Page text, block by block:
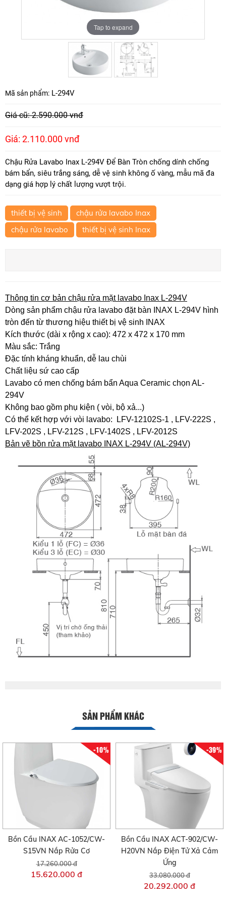
Tap to expand
Tap to expand
Mã sản phẩm: L-294V
Giá cũ: 2.590.000 vnđ
Giá: 2.110.000 vnđ
Chậu Rửa Lavabo Inax L-294V Để Bàn Tròn chống dính chống
bám bẩn, siêu trắng sáng, dễ vệ sinh không ố vàng, mẫu mã đa
dạng giá hợp lý chất lượng vượt trội.
thiết bị vệ sinh
chậu rửa lavabo Inax
chậu rửa lavabo
thiết bị vệ sinh Inax
Thông tin cơ bản chậu rửa mặt lavabo Inax L-294V
Dòng sản phẩm chậu rửa lavabo đặt bàn INAX L-294V hình
tròn đến từ thương hiệu thiết bị vệ sinh INAX
Kích thước (dài x rộng x cao): 472 x 472 x 170 mm
Màu sắc: Trắng
Đặc tính kháng khuẩn, dễ lau chùi
Chất liệu sứ cao cấp
Lavabo có men chống bám bẩn Aqua Ceramic chọn AL-
294V
Không bao gồm phụ kiện ( vòi, bộ xả...)
Có thể kết hợp với vòi lavabo: LFV-12102S-1 , LFV-222S ,
LFV-202S , LFV-212S , LFV-1402S , LFV-2012S
Bản vẽ bồn rửa mặt lavabo INAX L-294V (AL-294V)
SẢN PHẨM KHÁC
-10%
Bồn Cầu INAX AC-1052/CW-
S15VN Nắp Rửa Cơ
17.260.000 đ
15.620.000 đ
-39%
Bồn Cầu INAX ACT-902/CW-
H20VN Nắp Điện Tử Xả Cảm
Ứng
33.080.000 đ
20.292.000 đ